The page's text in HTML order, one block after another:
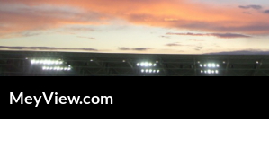
Zum
Inhalt
springen
MeyView.com